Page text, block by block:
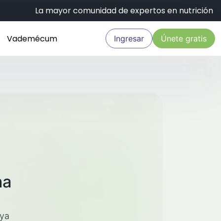
La mayor comunidad de expertos en nutrición
Vademécum Ingresar Únete gratis